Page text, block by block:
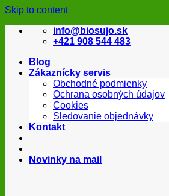
Skip to content
info@biosujo.sk
+421 908 544 483
Blog
Zákaznícky servis
Obchodné podmienky
Ochrana osobných údajov
Cookies
Sledovanie objednávky
Kontakt
Novinky na mail